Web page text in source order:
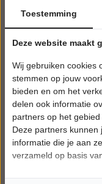
VRIJDAG 23
Time Jumper
Chassé Theater
Breda
POPULAIRE MUZIEK
Toestemming
Deze website maakt
Wij gebruiken cookies
stemmen op jouw
bieden en om het
delen ook informatie
partners op het
Deze partners
informatie die je aan
verzameld op basis